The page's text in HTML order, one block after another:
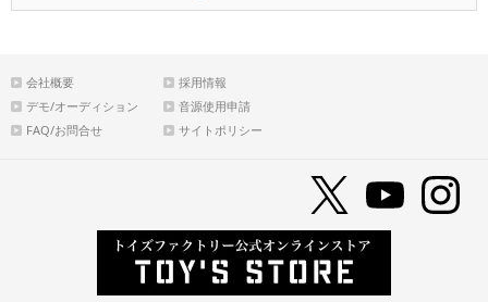
会社概要
採用情報
デモ/オーディション
音源使用申請
FAQ/お問合せ
サイトポリシー